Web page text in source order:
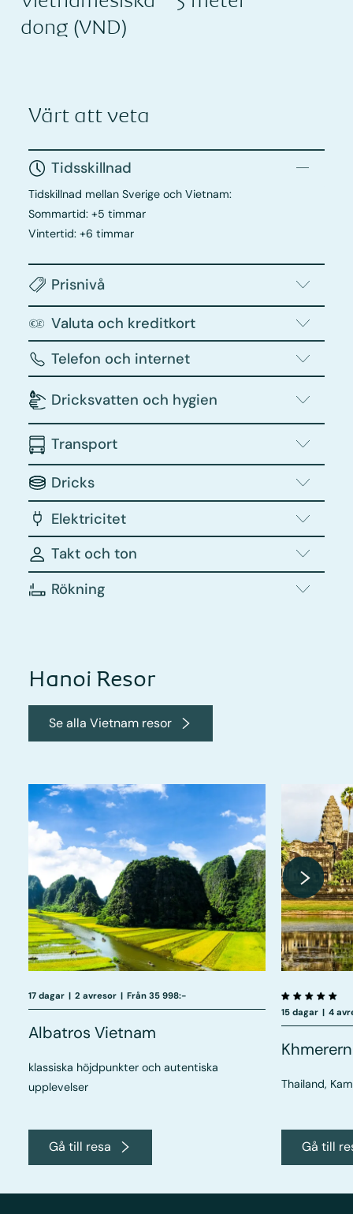
dong (VND)
Värt att veta
Tidsskillnad
Tidskillnad mellan Sverige och Vietnam:
Sommartid: +5 timmar
Vintertid: +6 timmar
Prisnivå
Valuta och kreditkort
Telefon och internet
Dricksvatten och hygien
Transport
Dricks
Elektricitet
Takt och ton
Rökning
Hanoi Resor
Se alla Vietnam resor
17 dagar | 2 avresor | Från 35 998:-
Albatros Vietnam
klassiska höjdpunkter och autentiska
upplevelser
Gå till resa
15 dagar | 4
Thailand,
Gå till